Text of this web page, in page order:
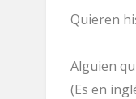
Quieren
Alguien
(Es en